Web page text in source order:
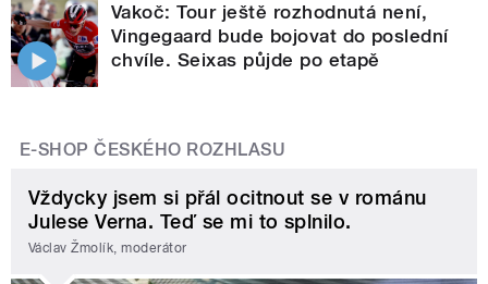
Vakoč: Tour ještě rozhodnutá není,
Vingegaard bude bojovat do poslední
chvíle. Seixas půjde po etapě
E-SHOP ČESKÉHO ROZHLASU
Vždycky jsem si přál ocitnout se v románu
Julese Verna. Teď se mi to splnilo.
Václav Žmolík, moderátor